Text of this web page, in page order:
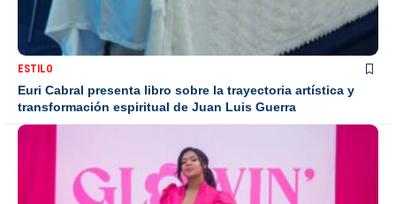
ESTILO
Euri Cabral presenta libro sobre la trayectoria artística y
transformación espiritual de Juan Luis Guerra